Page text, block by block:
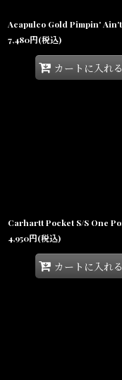
7,480円(税込)
カートに入れる
4,950円(税込)
カートに入れる